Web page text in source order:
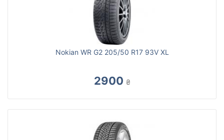
Nokian WR G2 205/50 R17 93V XL
2900 ₴